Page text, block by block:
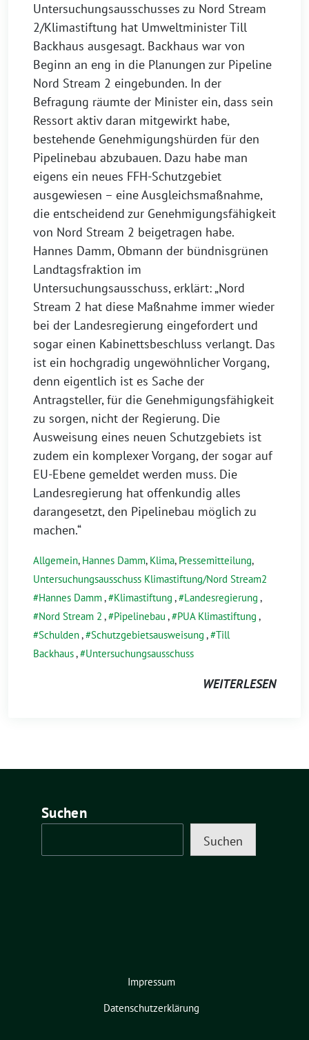
Untersuchungsausschusses zu Nord Stream
2/Klimastiftung hat Umweltminister Till
Backhaus ausgesagt. Backhaus war von
Beginn an eng in die Planungen zur Pipeline
Nord Stream 2 eingebunden. In der
Befragung räumte der Minister ein, dass sein
Ressort aktiv daran mitgewirkt habe,
bestehende Genehmigungshürden für den
Pipelinebau abzubauen. Dazu habe man
eigens ein neues FFH-Schutzgebiet
ausgewiesen – eine Ausgleichsmaßnahme,
die entscheidend zur Genehmigungsfähigkeit
von Nord Stream 2 beigetragen habe.
Hannes Damm, Obmann der bündnisgrünen
Landtagsfraktion im
Untersuchungsausschuss, erklärt: „Nord
Stream 2 hat diese Maßnahme immer wieder
bei der Landesregierung eingefordert und
sogar einen Kabinettsbeschluss verlangt. Das
ist ein hochgradig ungewöhnlicher Vorgang,
denn eigentlich ist es Sache der
Antragsteller, für die Genehmigungsfähigkeit
zu sorgen, nicht der Regierung. Die
Ausweisung eines neuen Schutzgebiets ist
zudem ein komplexer Vorgang, der sogar auf
EU-Ebene gemeldet werden muss. Die
Landesregierung hat offenkundig alles
darangesetzt, den Pipelinebau möglich zu
machen.“
Allgemein, Hannes Damm, Klima, Pressemitteilung,
Untersuchungsausschuss Klimastiftung/Nord Stream2
Hannes Damm, Klimastiftung , Landesregierung ,
Nord Stream 2 , Pipelinebau , PUA Klimastiftung ,
Schulden, Schutzgebietsausweisung , Till
Backhaus, Untersuchungsausschuss
WEITERLESEN
Suchen
Suchen
Impressum
Datenschutzerklärung